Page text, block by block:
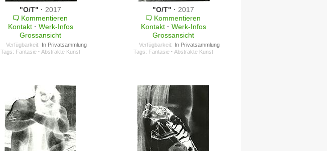
"O/T" · 2017
Kommentieren
Kontakt · Werk-Infos
Grossansicht
Verfügbarkeit: In Privatsammlung
Tags: Fantasie · Abstrakte Kunst
"O/T" · 2017
Kommentieren
Kontakt · Werk-Infos
Grossansicht
Verfügbarkeit: In Privatsammlung
Tags: Fantasie · Abstrakte Kunst